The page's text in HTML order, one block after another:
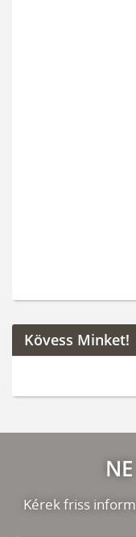
Kövess Minket!
Kérek friss